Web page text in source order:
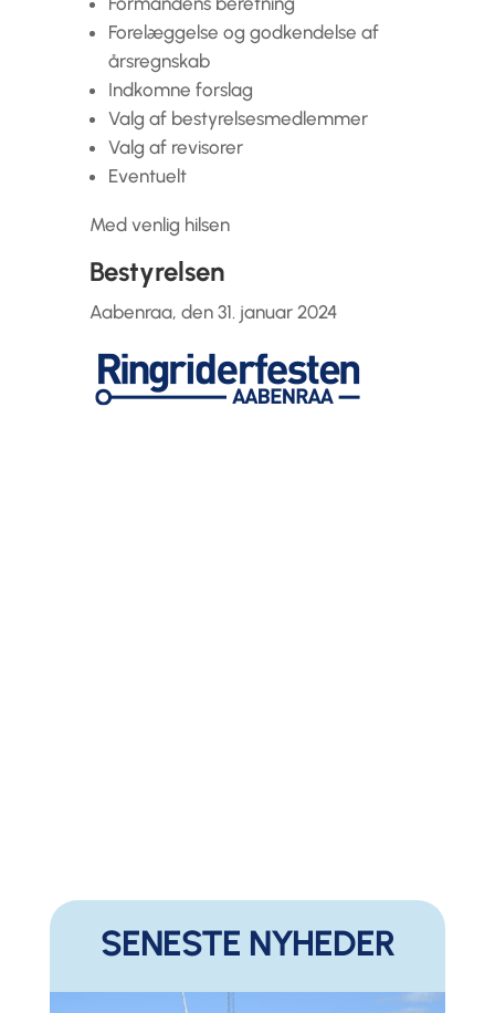
Forelæggelse og godkendelse af
årsregnskab
Indkomne forslag
Valg af bestyrelsesmedlemmer
Valg af revisorer
Eventuelt
Med venlig hilsen
Bestyrelsen
Aabenraa, den 31. januar 2024
SENESTE NYHEDER